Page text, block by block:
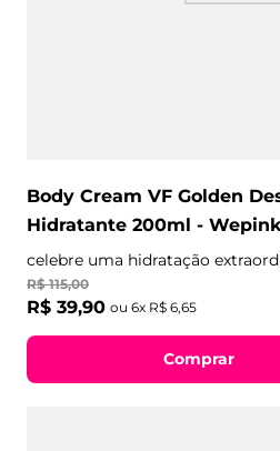
Body Cream VF Golden
Hidratante 200ml -
celebre uma hidratação
R$ 115,00
R$ 39,90 ou 6x R$ 6,65
Comprar